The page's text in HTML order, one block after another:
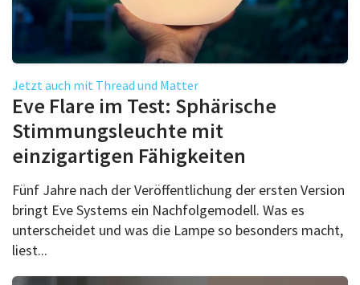
Jetzt auch mit Thread und Matter
Eve Flare im Test: Sphärische
Stimmungsleuchte mit
einzigartigen Fähigkeiten
Fünf Jahre nach der Veröffentlichung der ersten Version
bringt Eve Systems ein Nachfolgemodell. Was es
unterscheidet und was die Lampe so besonders macht,
liest...